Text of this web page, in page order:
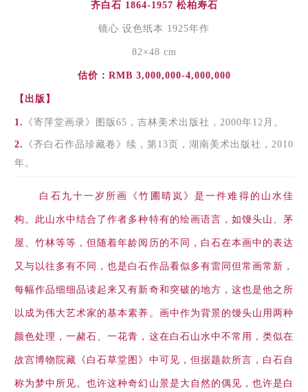
齐白石 1864-1957 松柏寿石
镜心 设色纸本 1925年作
82×48 cm
估价：RMB 3,000,000-4,000,000
【出版】
1. 《寄萍堂画录》图版65，吉林美术出版社，2000年12月。
2.
《齐白石作品珍藏卷》续，第13页，湖南美术出版社，2010
年。
白石九十一岁所画《竹圃晴岚》是一件难得的山水佳
构。此山水中结合了作者多种特有的绘画语言，如馒头山、茅
屋、竹林等等，但随着年龄阅历的不同，白石在本画中的表达
又与以往多有不同，也是白石作品看似多有雷同但常画常新，
每幅作品细细品读起来又有新奇和突破的地方，这也是他之所
以成为伟大艺术家的基本素养。画中作为背景的馒头山用两种
颜色处理，一赭石、一花青，这在白石山水中不常用，类似在
故宫博物院藏《白石草堂图》中可见，但据题款所言，白石自
称为梦中所见。也许这种奇幻山景是大自然的偶见，也许是白